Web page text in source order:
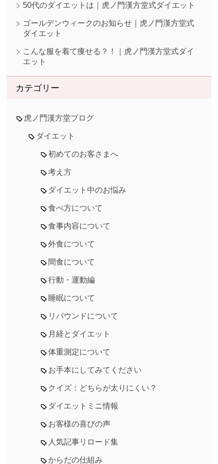
50代のダイエットは｜虎ノ門漢方堂式ダイエット
ゴールデンウィークのお知らせ｜虎ノ門漢方堂式
ダイエット
こんな服を着て痩せる？！｜虎ノ門漢方堂式ダイ
エット
カテゴリー
虎ノ門漢方堂ブログ
ダイエット
初めてのお客さまへ
考え方
ダイエット中のお悩み
食べ方について
食事内容について
外食について
間食について
行動・運動編
睡眠について
リバウンドについて
月経とダイエット
体重測定について
お手本にしてみてください
クイズ：どちらが太りにくい？
ダイエットミニ情報
お客様の喜びの声
人気記事リロード集
からだの仕組み